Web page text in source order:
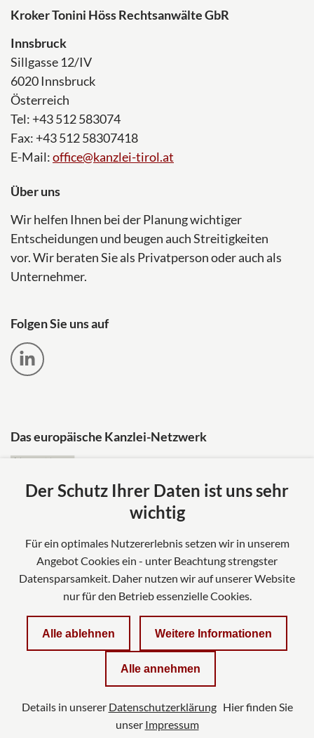
Kroker Tonini Höss Rechtsanwälte GbR
Innsbruck
Sillgasse 12/IV
6020 Innsbruck
Österreich
Tel: +43 512 583074
Fax: +43 512 58307418
E-Mail:office@kanzlei-tirol.at
Über uns
Wir helfen Ihnen bei der Planung wichtiger
Entscheidungen und beugen auch Streitigkeiten
vor. Wir beraten Sie als Privatperson oder auch als
Unternehmer.
Folgen Sie uns auf
Das europäische Kanzlei-Netzwerk
Impressum
Datenschutzerklärung
Datenschutzeinstellungen
Der Schutz Ihrer Daten ist uns sehr
wichtig
Für ein optimales Nutzererlebnis setzen wir in unserem
Angebot Cookies ein - unter Beachtung strengster
Datensparsamkeit. Daher nutzen wir auf unserer Website
nur für den Betrieb essenzielle Cookies.
Alle ablehnen Weitere Informationen
Alle annehmen
Details in unserer DatenschutzerklärungHier finden Sie
unser Impressum